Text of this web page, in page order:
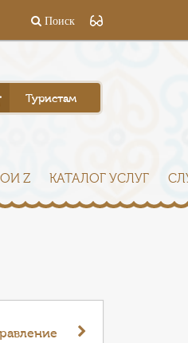
Поиск
Туристам
Z КАТАЛОГ УСЛУГ